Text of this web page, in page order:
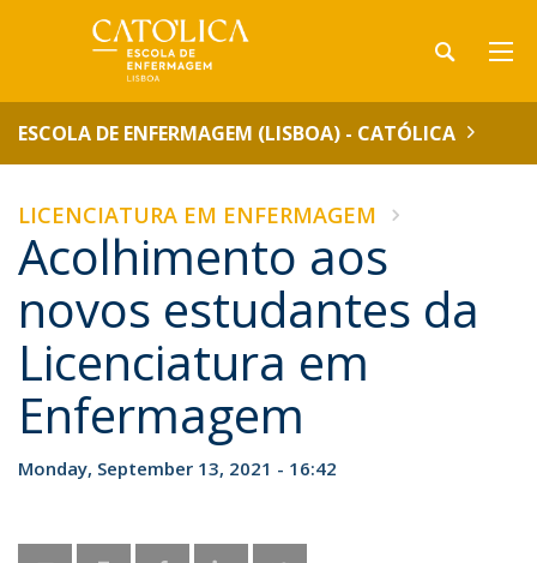
ESCOLA DE ENFERMAGEM (LISBOA) - CATÓLICA
LICENCIATURA EM ENFERMAGEM
Acolhimento aos
novos estudantes da
Licenciatura em
Enfermagem
Monday, September 13, 2021 - 16:42